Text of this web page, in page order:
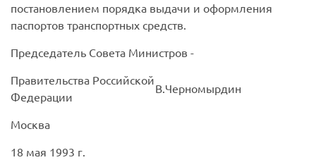
постановлением порядка выдачи и оформления
паспортов транспортных средств.
Председатель Совета Министров -
Правительства Российской
Федерации
В.Черномырдин
Москва
18 мая 1993 г.